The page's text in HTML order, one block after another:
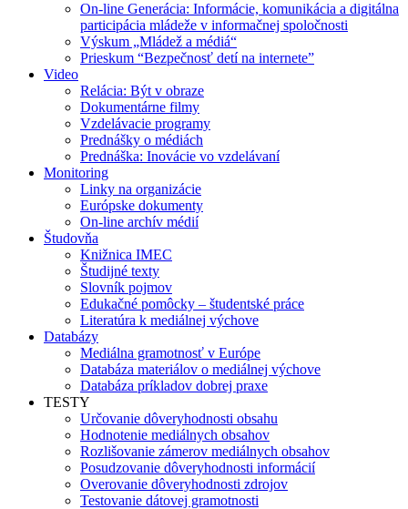
On-line Generácia: Informácie, komunikácia a digitálna
participácia mládeže v informačnej spoločnosti
Výskum „Mládež a médiá“
Prieskum “Bezpečnosť detí na internete”
Video
Relácia: Být v obraze
Dokumentárne filmy
Vzdelávacie programy
Prednášky o médiách
Prednáška: Inovácie vo vzdelávaní
Monitoring
Linky na organizácie
Európske dokumenty
On-line archív médií
Študovňa
Knižnica IMEC
Študijné texty
Slovník pojmov
Edukačné pomôcky – študentské práce
Literatúra k mediálnej výchove
Databázy
Mediálna gramotnosť v Európe
Databáza materiálov o mediálnej výchove
Databáza príkladov dobrej praxe
TESTY
Určovanie dôveryhodnosti obsahu
Hodnotenie mediálnych obsahov
Rozlišovanie zámerov mediálnych obsahov
Posudzovanie dôveryhodnosti informácií
Overovanie dôveryhodnosti zdrojov
Testovanie dátovej gramotnosti